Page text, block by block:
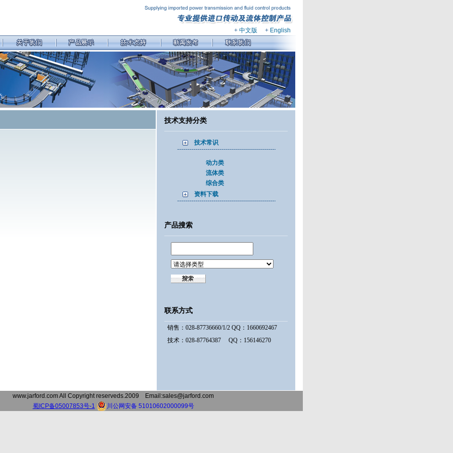
+ 中文版 + English
技术支持分类
技术常识
动力类
流体类
综合类
资料下载
产品搜索
联系方式
销售：028-87736660/1/2 QQ：1660692467
技术：028-87764387 QQ：156146270
www.jarford.com All Copyright reserveds.2009 Email:sales@jarford.com
蜀ICP备05007853号-1
川公网安备 51010602000099号